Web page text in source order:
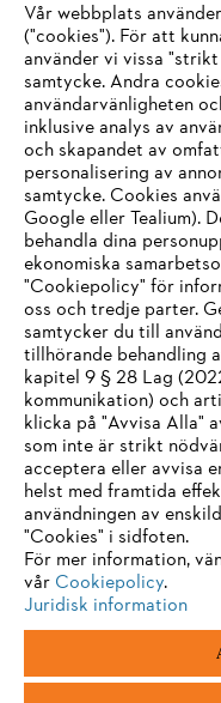
Företaget
STIHL FAQ
Service
Allmänna villkor och
Integritetspolicy
Juridisk information
Box 3062
IHR
Sie nutzen einen
eine optimale Nutzung
einem der folgenden
Firefox
Vår webbplats
("cookies"). För att
använder vi vissa
samtycke. Andra
användarvänligheten
inklusive analys av
och skapandet av
personalisering av
samtycke. Cookies
Google eller Tealium).
behandla dina
ekonomiska
"Cookiepolicy" för
oss och tredje parter.
samtycker du till
tillhörande behandling
kapitel 9 § 28 Lag
kommunikation) och
klicka på "Avvisa Alla"
som inte är strikt
acceptera eller avvisa
helst med framtida
användningen av
"Cookies" i sidfoten.
För mer information,
vår Cookiepolicy.
Juridisk information